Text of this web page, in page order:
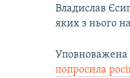
Владислав
яких з нього
Уповноважена
попросила